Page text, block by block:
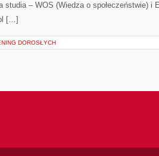
studia – WOS (Wiedza o społeczeństwie) i
[…]
DOROSŁYCH